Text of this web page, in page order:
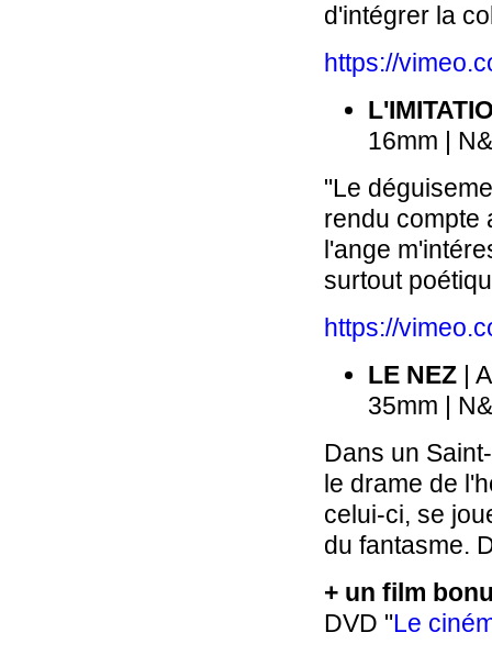
d'intégrer la
https://
16mm |
"Le
rendu compte
l'ange
surtout
https://
LE NEZ |
35mm |
Dans un
le drame de
celui-ci, se
du fantasme.
+ un film
DVD "Le